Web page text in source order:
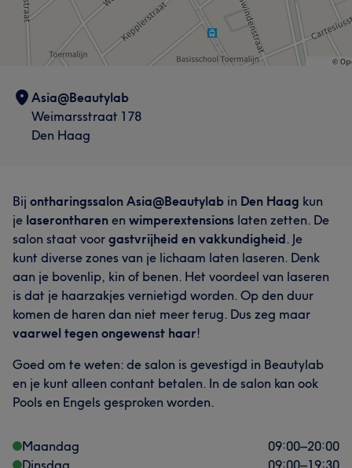
Asia@Beautylab
Weimarsstraat 178
Den Haag
Bij ontharingssalon Asia@Beautylab in Den Haag kun
je laserontharen en wimperextensions laten zetten. De
salon staat voor gastvrijheid en vakkundigheid. Je
kunt diverse zones van je lichaam laten laseren. Denk
aan je bovenlip, kin of benen. Het voordeel van laseren
is dat je haarzakjes vernietigd worden. Op den duur
komen de haren dan niet meer terug. Dus zeg maar
vaarwel tegen ongewenst haar!
Goed om te weten: de salon is gevestigd in Beautylab
en je kunt alleen contant betalen. In de salon kan ook
Pools en Engels gesproken worden.
Maandag 09:00–20:00
Dinsdag
09:00–19:30